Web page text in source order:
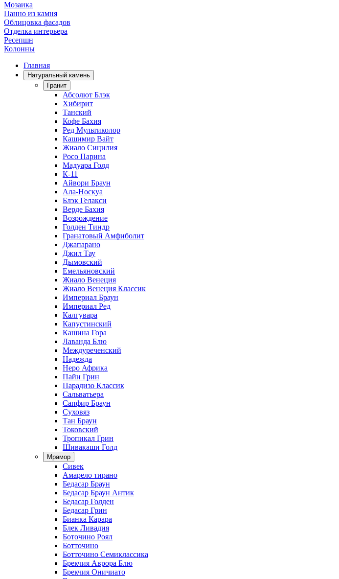
Мозаика
Панно из камня
Облицовка фасадов
Отделка интерьера
Ресепшн
Колонны
Главная
Натуральный камень
Гранит
Абсолют Блэк
Хибирит
Танский
Кофе Бахия
Ред Мультиколор
Кашимир Вайт
Жиало Сицилия
Росо Парина
Мадуара Голд
К-11
Айвори Браун
Ала-Носкуа
Блэк Гелакси
Верде Бахия
Возрождение
Голден Тиндр
Гранатовый Амфиболит
Джапарано
Джил Тау
Дымовский
Емельяновский
Жиало Венеция
Жиало Венеция Классик
Империал Браун
Империал Ред
Калгувара
Капустинский
Кашина Гора
Лаванда Блю
Междуреченский
Надежда
Неро Африка
Пайн Грин
Парадизо Классик
Сальватьера
Сапфир Браун
Суховяз
Тан Браун
Токовский
Тропикал Грин
Шивакаши Голд
Мрамор
Сивек
Амарело тирано
Бедасар Браун
Бедасар Браун Антик
Бедасар Голден
Бедасар Грин
Бианка Карара
Блек Ливадия
Боточино Роял
Ботточино
Ботточино Семиклассика
Брекчия Аврора Блю
Брекчия Оничиато